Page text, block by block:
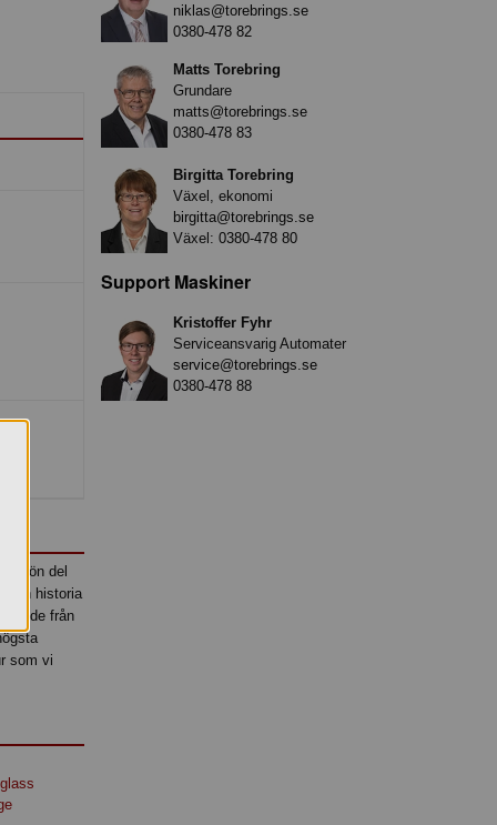
del
och historia
från
som vi
niklas@torebrings.se
0380-478 82
Matts Torebring
Grundare
matts@torebrings.se
0380-478 83
Birgitta Torebring
Växel, ekonomi
birgitta@torebrings.se
Växel: 0380-478 80
Support Maskiner
Kristoffer Fyhr
Serviceansvarig Automater
service@torebrings.se
0380-478 88